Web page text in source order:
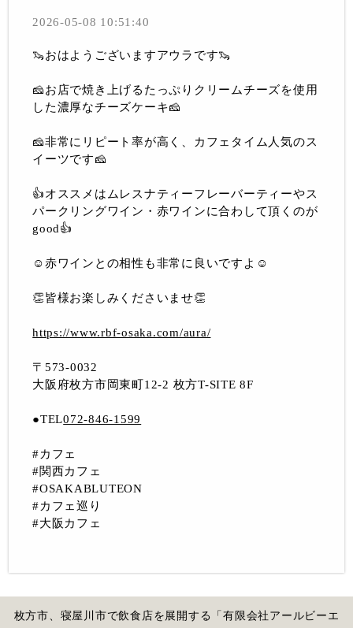
2026-05-08 10:51:40
🦦おはようございますアウラです🦦
🧀お店で焼き上げるたっぷりクリームチーズを使用
した濃厚なチーズケーキ🧀
🧀非常にリピート率が高く、カフェタイム人気のス
イーツです🧀
👍オススメはムレスナティーフレーバーティーやス
パークリングワイン・赤ワインに合わして頂くのが
good👍
☺️赤ワインとの相性も非常に良いですよ☺️
👏皆様お楽しみくださいませ👏
https://www.rbf-osaka.com/aura/
〒573-0032
大阪府枚方市岡東町12-2 枚方T-SITE 8F
●TEL072-846-1599
#カフェ
#関西カフェ
#OSAKABLUTEON
#カフェ巡り
#大阪カフェ
枚方市、寝屋川市で飲食店を展開する「有限会社アールビーエ